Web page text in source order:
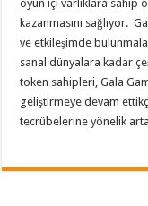
oyun içi varlıklara sahip
kazanmasını sağlıyor.
ve etkileşimde
sanal dünyalara kadar
token sahipleri, Gala
geliştirmeye devam
tecrübelerine yönelik